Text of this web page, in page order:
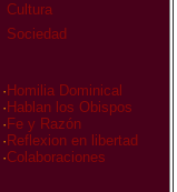
Cultura
Sociedad
· Homilia Dominical
· Hablan los Obispos
· Fe y Razón
· Reflexion en libertad
·Colaboraciones